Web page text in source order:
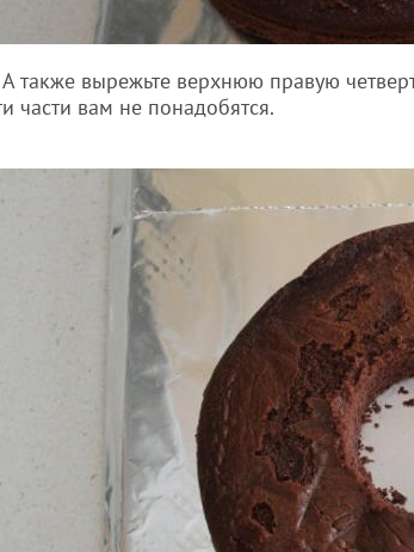
А также вырежьте верхнюю правую
части вам не понадобятся.